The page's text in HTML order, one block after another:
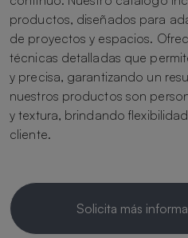
productos, diseñados para
de proyectos y espacios.
técnicas detalladas que
y precisa, garantizando un
nuestros productos son
y textura, brindando
cliente.
Solicita más